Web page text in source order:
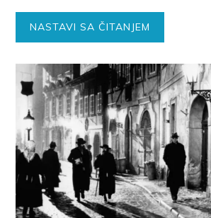
NASTAVI SA ČITANJEM